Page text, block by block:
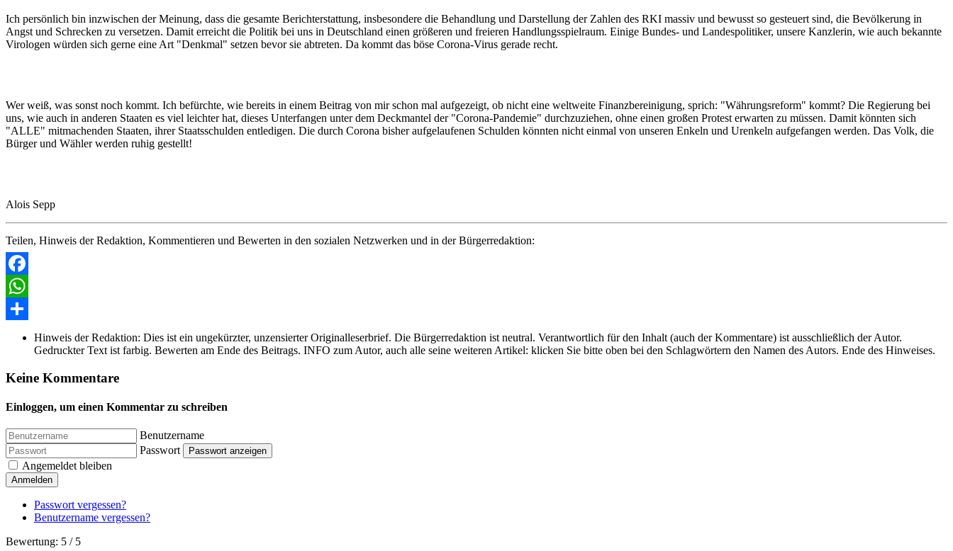
Ich persönlich bin inzwischen der Meinung, dass die gesamte Berichterstattung, insbesondere die Behandlung und Darstellung der Zahlen des RKI massiv und bewusst so gesteuert sind, die Bevölkerung in
Angst und Schrecken zu versetzen. Damit erreicht die Politik bei uns in Deutschland einen größeren und freieren Handlungsspielraum. Einige Bundes- und Landespolitiker, unsere Kanzlerin, wie auch bekannte
Virologen würden sich gerne eine Art "Denkmal" setzen bevor sie abtreten. Da kommt das böse Corona-Virus gerade recht.
Wer weiß, was sonst noch kommt. Ich befürchte, wie bereits in einem Beitrag von mir schon mal aufgezeigt, ob nicht eine weltweite Finanzbereinigung, sprich: "Währungsreform" kommt? Die Regierung bei
uns, wie auch in anderen Staaten es viel leichter hat, dieses Unterfangen unter dem Deckmantel der "Corona-Pandemie" durchzuziehen, ohne einen großen Protest erwarten zu müssen. Damit könnten sich
"ALLE" mitmachenden Staaten, ihrer Staatsschulden entledigen. Die durch Corona bisher aufgelaufenen Schulden könnten nicht einmal von unseren Enkeln und Urenkeln aufgefangen werden. Das Volk, die
Bürger und Wähler werden ruhig gestellt!
Alois Sepp
Teilen, Hinweis der Redaktion, Kommentieren und Bewerten in den sozialen Netzwerken und in der Bürgerredaktion:
Facebook
WhatsApp
Hinweis der Redaktion: Dies ist ein ungekürzter, unzensierter Originalleserbrief. Die Bürgerredaktion ist neutral. Verantwortlich für den Inhalt (auch der Kommentare) ist ausschließlich der Autor.
Gedruckter Text ist farbig. Bewerten am Ende des Beitrags. INFO zum Autor, auch alle seine weiteren Artikel: klicken Sie bitte oben bei den Schlagwörtern den Namen des Autors. Ende des Hinweises.
Keine Kommentare
Einloggen, um einen Kommentar zu schreiben
Benutzername
Passwort
Passwort anzeigen
Angemeldet bleiben
Anmelden
Passwort vergessen?
Benutzername vergessen?
Bewertung: 5 / 5